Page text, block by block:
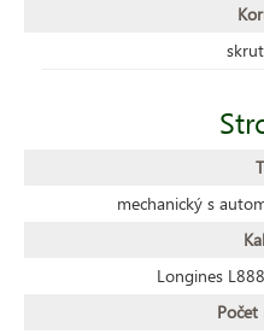
mechanický s
Longines